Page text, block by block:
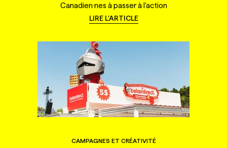
Canadien·nes à passer à l'action
LIRE L'ARTICLE
CAMPAGNES ET CRÉATIVITÉ